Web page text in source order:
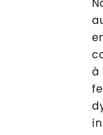
à